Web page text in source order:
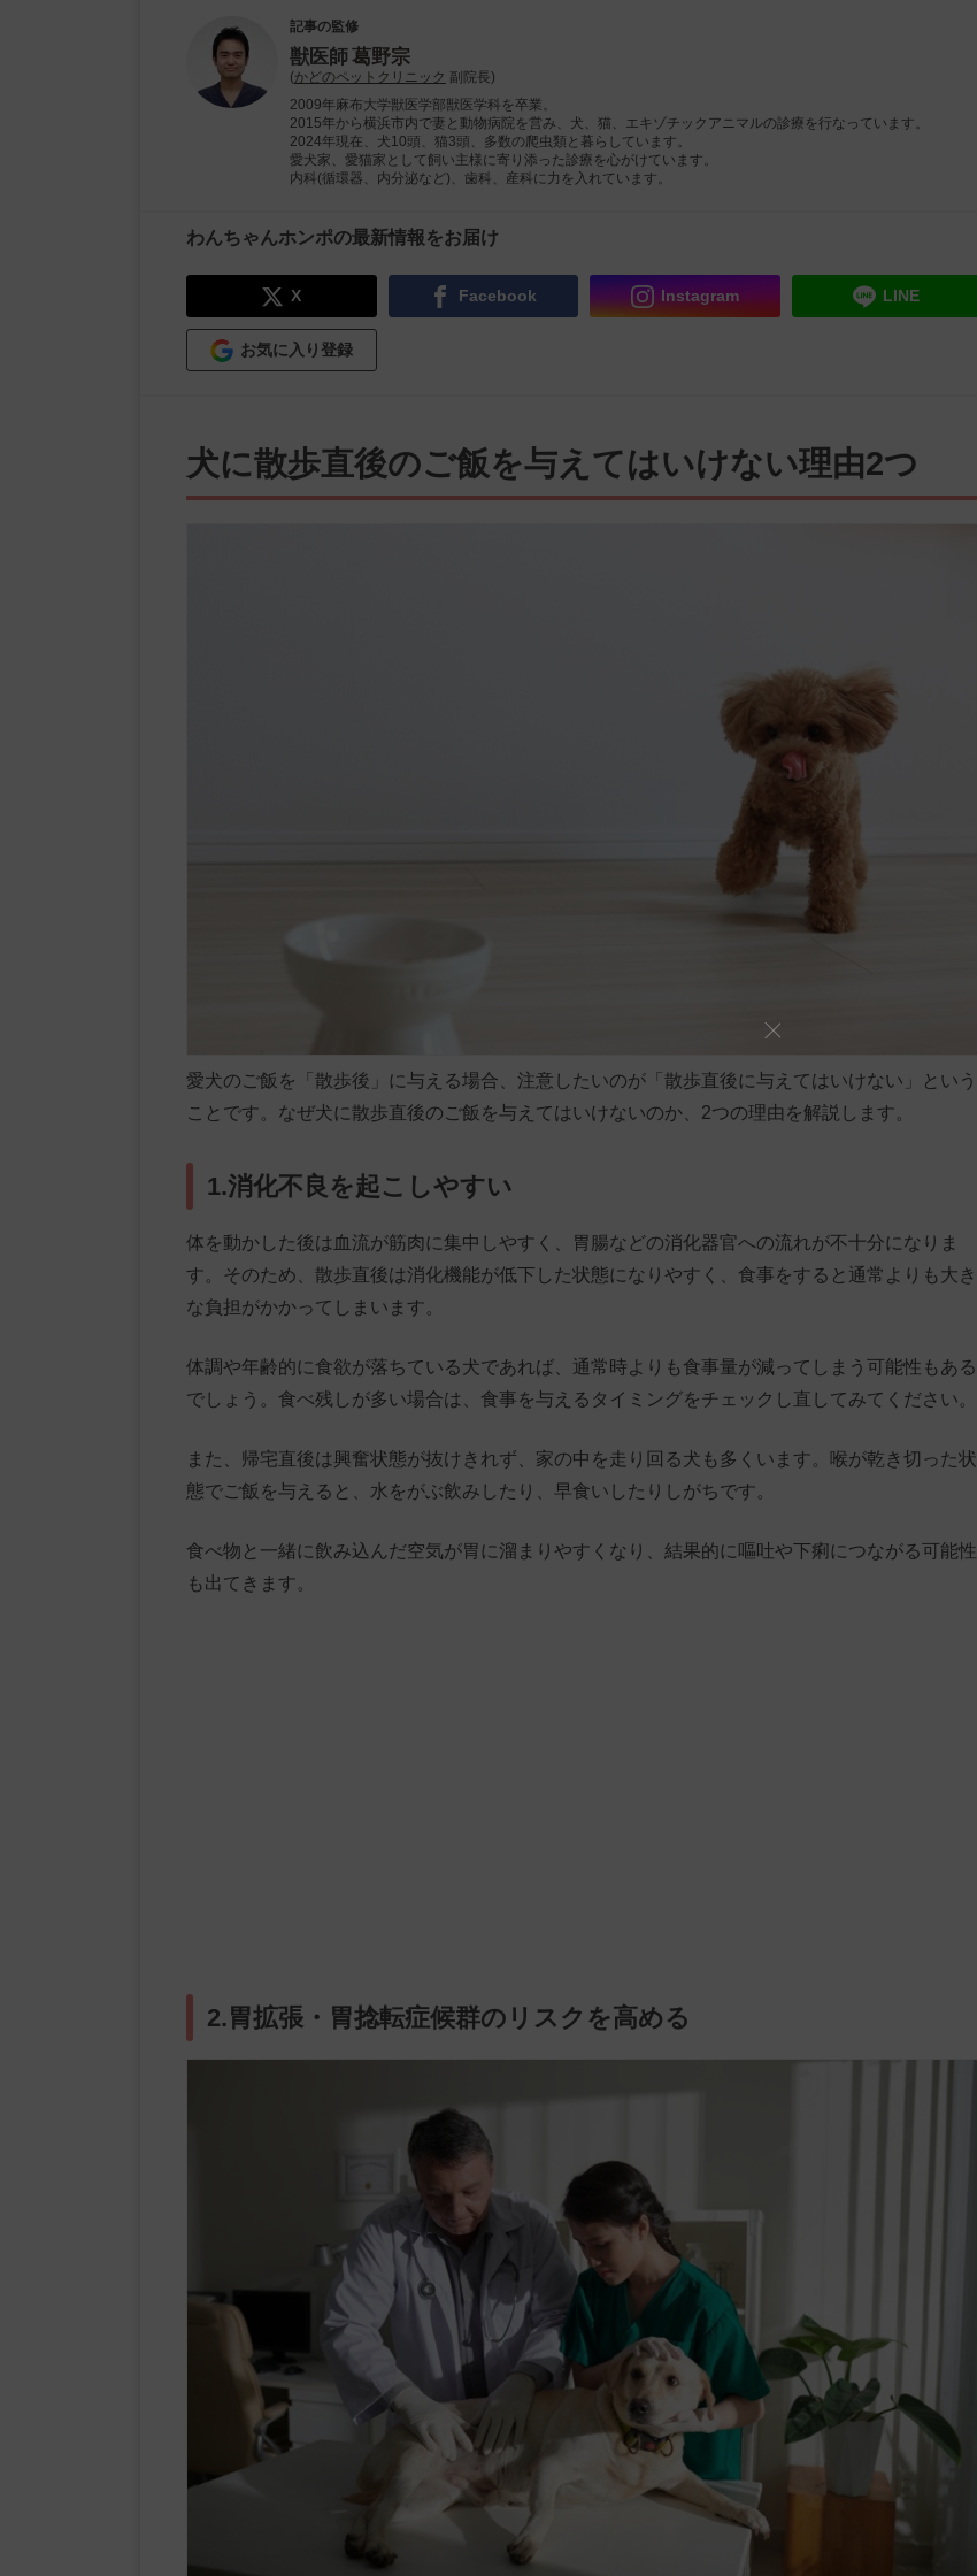
記事の監修
獣医師葛野宗
(かどのペットクリニック 副院長)
2009年麻布大学獣医学部獣医学科を卒業。
2015年から横浜市内で妻と動物病院を営み、犬、猫、エキゾチックアニマルの診療を行なっています。
2024年現在、犬10頭、猫3頭、多数の爬虫類と暮らしています。
愛犬家、愛猫家として飼い主様に寄り添った診療を心がけています。
内科(循環器、内分泌など)、歯科、産科に力を入れています。
わんちゃんホンポの最新情報をお届け
X Facebook Instagram LINE
お気に入り登録
犬に散歩直後のご飯を与えてはいけない理由2つ
愛犬のご飯を「散歩後」に与える場合、注意したいのが「散歩直後に与えてはいけない」という
ことです。なぜ犬に散歩直後のご飯を与えてはいけないのか、2つの理由を解説します。
1.消化不良を起こしやすい
体を動かした後は血流が筋肉に集中しやすく、胃腸などの消化器官への流れが不十分になりま
す。そのため、散歩直後は消化機能が低下した状態になりやすく、食事をすると通常よりも大き
な負担がかかってしまいます。
体調や年齢的に食欲が落ちている犬であれば、通常時よりも食事量が減ってしまう可能性もある
でしょう。食べ残しが多い場合は、食事を与えるタイミングをチェックし直してみてください。
また、帰宅直後は興奮状態が抜けきれず、家の中を走り回る犬も多くいます。喉が乾き切った状
態でご飯を与えると、水をがぶ飲みしたり、早食いしたりしがちです。
食べ物と一緒に飲み込んだ空気が胃に溜まりやすくなり、結果的に嘔吐や下痢につながる可能性
も出てきます。
2.胃拡張・胃捻転症候群のリスクを高める